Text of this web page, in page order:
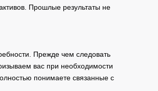
Прошлые результаты не
Прежде чем следовать
вас при необходимости
понимаете связанные с